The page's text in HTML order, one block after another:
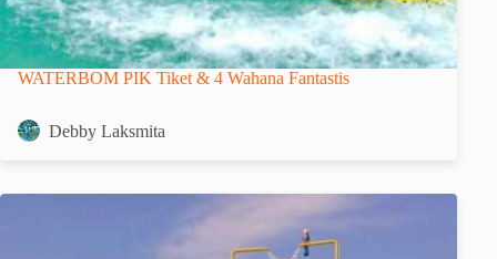
WATERBOM PIK Tiket & 4 Wahana Fantastis
Debby Laksmita